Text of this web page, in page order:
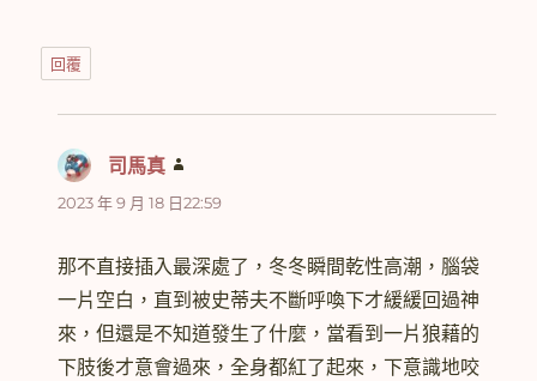
回覆
司馬真
示:
2023 年 9 月 18 日22:59
那不直接插入最深處了，冬冬瞬間乾性高潮，腦袋
一片空白，直到被史蒂夫不斷呼喚下才緩緩回過神
來，但還是不知道發生了什麼，當看到一片狼藉的
下肢後才意會過來，全身都紅了起來，下意識地咬